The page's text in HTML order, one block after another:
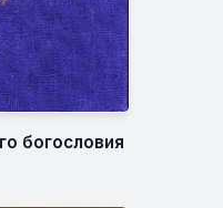
богословия